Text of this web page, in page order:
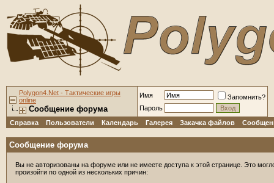
Polygon4.Net - Тактические игры
online
Сообщение форума
Имя
Запомнить?
Пароль
Справка
Пользователи Календарь Галерея Закачка файлов
Сообщение форума
Вы не авторизованы на форуме или не имеете доступа к этой странице. Это
произойти по одной из нескольких причин: